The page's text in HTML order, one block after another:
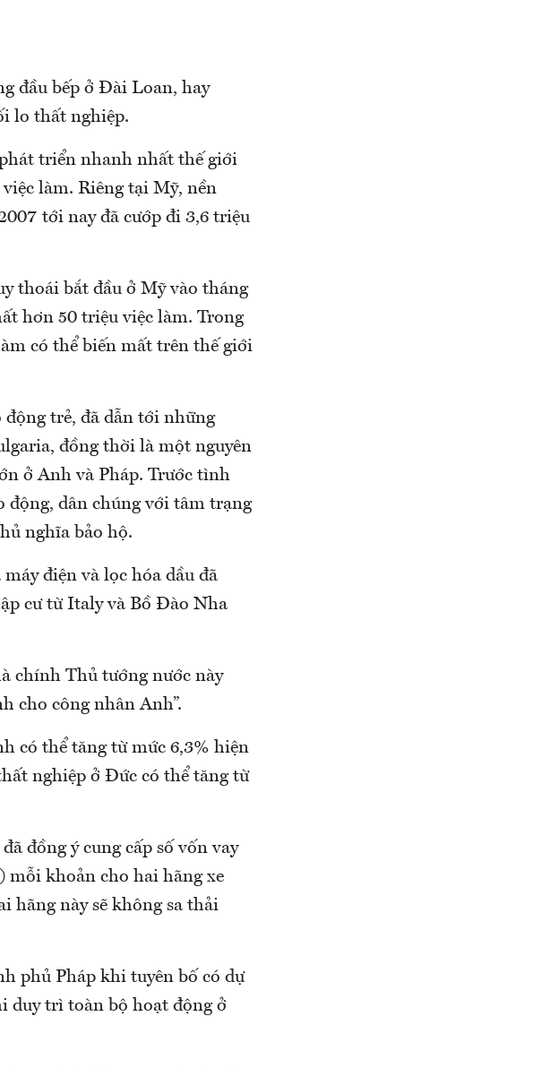
đầu bếp ở Đài Loan, hay
lo thất nghiệp.
triển nhanh nhất thế giới
làm. Riêng tại Mỹ, nền
tới nay đã cướp đi 3,6 triệu
thoái bắt đầu ở Mỹ vào tháng
hơn 50 triệu việc làm. Trong
có thể biến mất trên thế giới
động trẻ, đã dẫn tới những
đồng thời là một nguyên
ở Anh và Pháp. Trước tình
động, dân chúng với tâm trạng
nghĩa bảo hộ.
điện và lọc hóa dầu đã
cư từ Italy và Bồ Đào Nha
chính Thủ tướng nước này
cho công nhân Anh”.
có thể tăng từ mức 6,3% hiện
nghiệp ở Đức có thể tăng từ
đồng ý cung cấp số vốn vay
mỗi khoản cho hai hãng xe
hãng này sẽ không sa thải
phủ Pháp khi tuyên bố có dự
duy trì toàn bộ hoạt động ở